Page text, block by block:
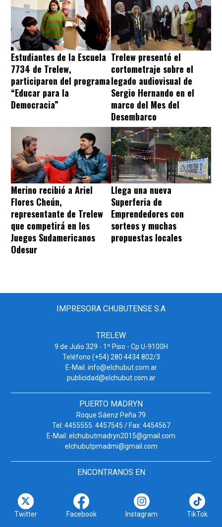
Estudiantes de la Escuela
7734 de Trelew,
participaron del programa
“Educar para la
Democracia”
Trelew presentó el
cortometraje sobre el
legado audiovisual de
Sergio Hernando en el
marco del Mes del
Desembarco
Merino recibió a Ariel
Flores Cheún,
representante de Trelew
que competirá en los
Juegos Sudamericanos
Odesur
Llega una nueva
Superferia de
Emprendedores con
sorteos y muchas
propuestas locales
IMPRESORA CHUBUTENSE S.A
TRELEW
9 de Julio 329 - 1º Piso - Cp U-9100H
Teléfono (+54) 280 4434 802/3
E-Mail: info@elchubut.com.ar
publicidad@elchubut.com.ar
PUERTO MADRYN
Roque Sáenz Peña 79
Tel: 4455555. 4457545 / Fax: 4454567
E-Mail: elchubutmadryn2015@gmail.com
elchubutpmadmi@gmail.com
ENCONTRANOS EN
Twitter Facebook Instagram TikTok